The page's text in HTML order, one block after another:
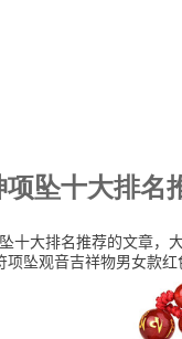
坠十大排名
大排名推荐的文章，
坠观音吉祥物男女款